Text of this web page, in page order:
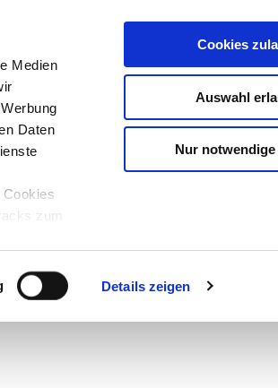
Medien
Daten
zum
Details zeigen
Cookies
Auswahl
Nur